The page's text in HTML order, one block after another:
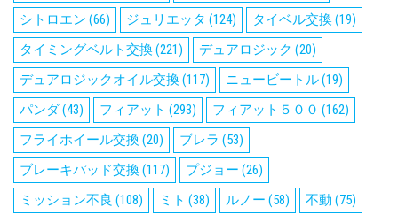
シトロエン (66) ジュリエッタ (124) タイベル交換(19)
タイミングベルト交換(221) デュアロジック (20)
デュアロジックオイル交換(117) ニュービートル(19)
パンダ(43) フィアット (293) フィアット５００ (162)
フライホイール交換(20) ブレラ (53)
ブレーキパッド交換(117) プジョー (26)
ミッション不良 (108) ミト (38) ルノー (58) 不動 (75)